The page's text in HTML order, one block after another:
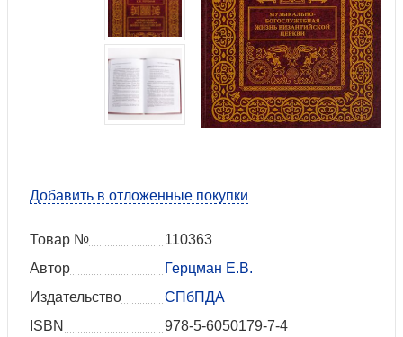
Добавить в отложенные покупки
Товар №
110363
Автор
Герцман Е.В.
Издательство
СПбПДА
ISBN
978-5-6050179-7-4